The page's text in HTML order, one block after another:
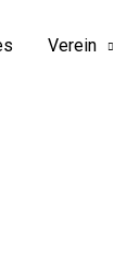
Verein